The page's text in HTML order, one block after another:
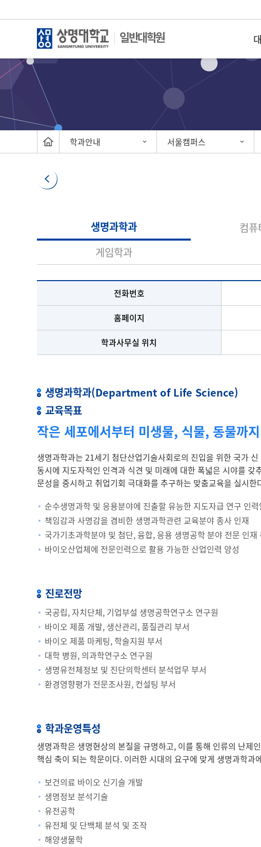
일반대학원
학과안내 서울캠퍼스
생명과학과 컴
게임학과
전화번호
홈페이지
학과사무실 위치
생명과학과(Department of Life Science)
교육목표
작은 세포에서부터 미생물, 식물, 동물까
생명과학과는 21세기 첨단산업기술사회로의 진입을 위한 국가
동시에 지도자적인 인격과 식견 및 미래에 대한 폭넓은 시야를
문성을 중시하고 취업기회 극대화를 추구하는 맞춤교육을 실시한
순수생명과학 및 응용분야에 진출할 유능한 지도자급 연구 인력
책임감과 사명감을 겸비한 생명과학관련 교육분야 종사 인재
국가기초과학분야 및 첨단, 융합, 응용 생명공학 분야 전문 인재
바이오산업체에 전문인력으로 활용 가능한 산업인력 양성
진로전망
국공립, 자치단체, 기업부설 생명공학연구소 연구원
바이오 제품 개발, 생산관리, 품질관리 부서
바이오 제품 마케팅, 학술지원 부서
대학 병원, 의과학연구소 연구원
생명유전체정보 및 진단의학센터 분석업무 부서
환경영향평가 전문조사원, 컨설팅 부서
학과운영특성
생명과학은 생명현상의 본질을 규명하고, 이를 통해 인류의 난제
핵심 축이 되는 학문이다. 이러한 시대의 요구에 맞게 생명과학과
보건의료 바이오 신기술 개발
생명정보 분석기술
유전공학
유전체 및 단백체 분석 및 조작
해양생물학